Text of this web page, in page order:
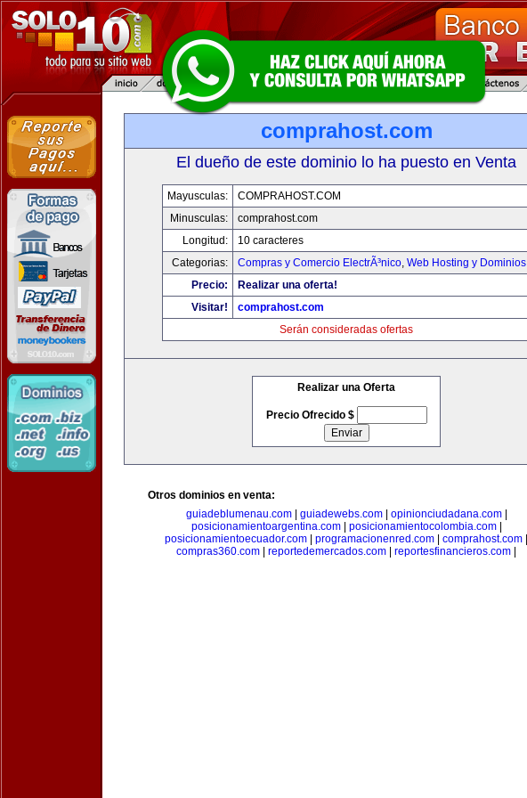
comprahost.com
El dueño de este dominio lo ha puesto en Venta
Mayusculas:
COMPRAHOST.COM
Minusculas:
comprahost.com
Longitud:
10 caracteres
Categorias:
Compras y Comercio ElectrÃ³nico, Web Hosting y Dominios
Precio:
Realizar una oferta!
Visitar!
comprahost.com
Serán consideradas ofertas
Realizar una Oferta
Precio Ofrecido $
Otros dominios en venta:
guiadeblumenau.com| guiadewebs.com| opinionciudadana.com|
posicionamientoargentina.com| posicionamientocolombia.com|
posicionamientoecuador.com
programacionenred.com comprahost.com
compras360.com
reportedemercados.com reportesfinancieros.com